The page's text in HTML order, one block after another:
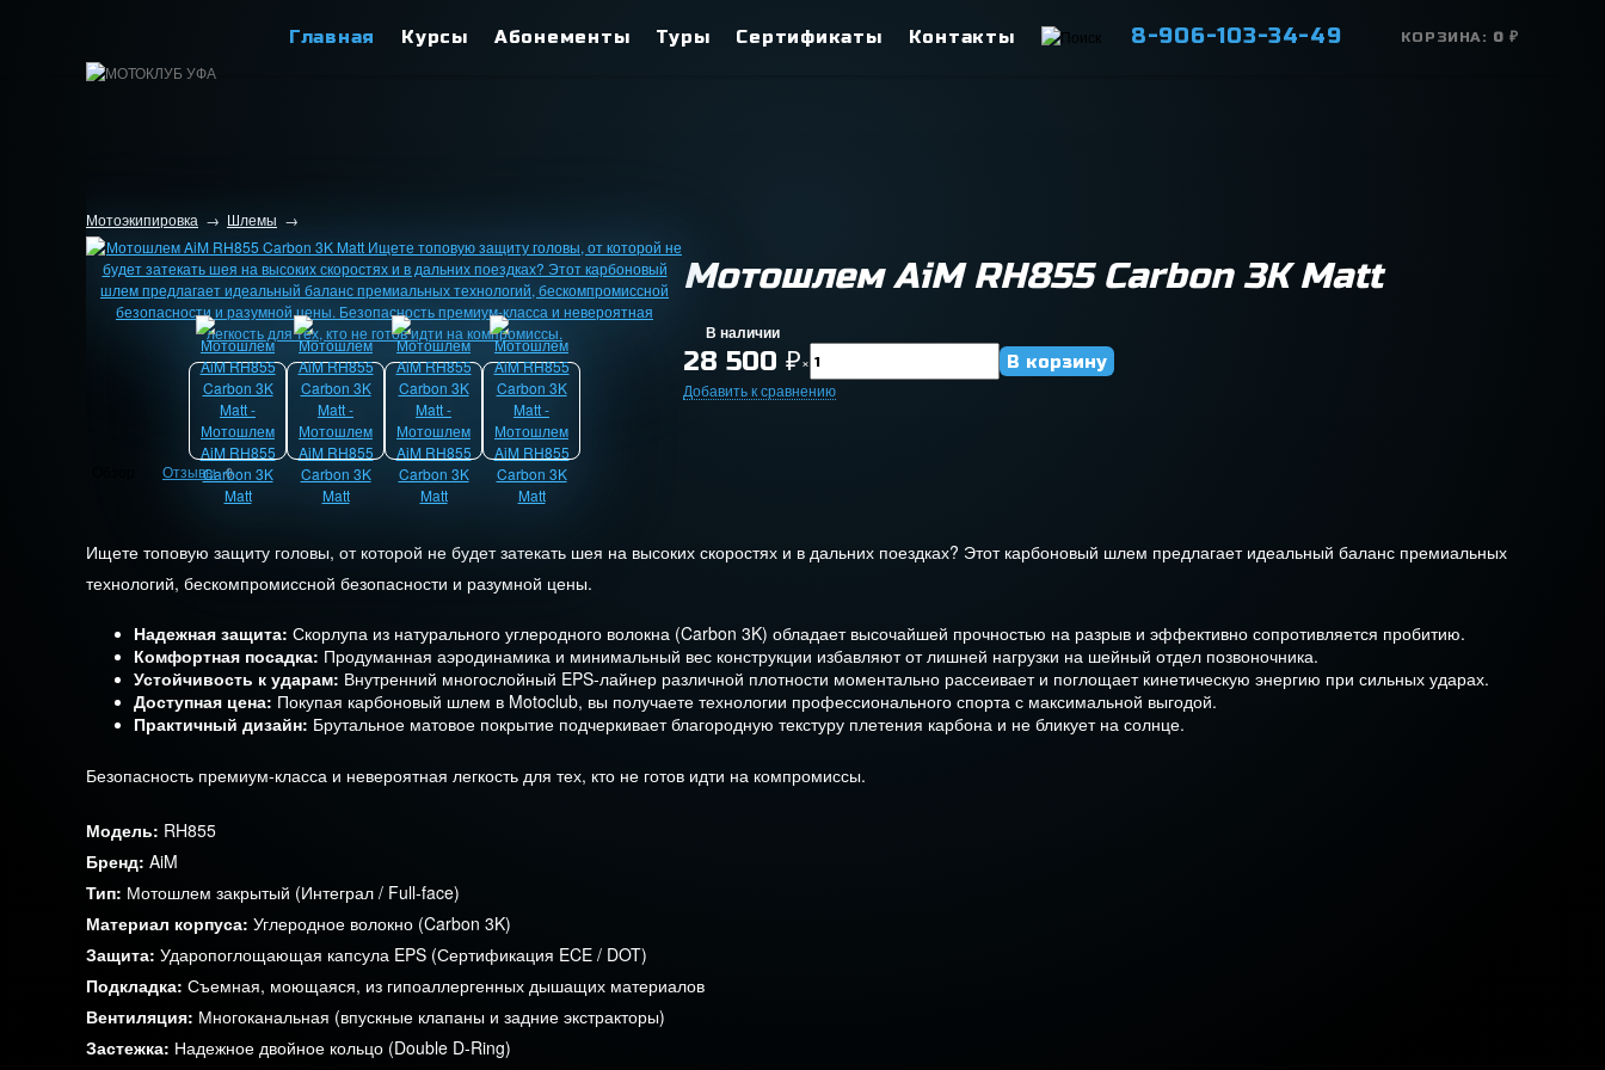
Главная Курсы Абонементы Туры Сертификаты Контакты 8-906-103-34-49 КОРЗИНА: 0₽
Мотоэкипировка → Шлемы →
Мотошлем AiM RH855 Carbon 3K Matt
В наличии
28 500 ₽×
Добавить к сравнению
Отзывы 0
Ищете топовую защиту головы, от которой не будет затекать шея на высоких скоростях и в дальних поездках? Этот карбоновый шлем предлагает идеальный баланс премиальных
технологий, бескомпромиссной безопасности и разумной цены.
Надежная защита: Скорлупа из натурального углеродного волокна (Carbon 3K) обладает высочайшей прочностью на разрыв и эффективно сопротивляется пробитию.
Комфортная посадка: Продуманная аэродинамика и минимальный вес конструкции избавляют от лишней нагрузки на шейный отдел позвоночника.
Устойчивость к ударам: Внутренний многослойный EPS-лайнер различной плотности моментально рассеивает и поглощает кинетическую энергию при сильных ударах.
Доступная цена: Покупая карбоновый шлем в Motoclub, вы получаете технологии профессионального спорта с максимальной выгодой.
Практичный дизайн: Брутальное матовое покрытие подчеркивает благородную текстуру плетения карбона и не бликует на солнце.
Безопасность премиум-класса и невероятная легкость для тех, кто не готов идти на компромиссы.
Модель: RH855
Бренд: AiM
Тип: Мотошлем закрытый (Интеграл / Full-face)
Материал корпуса: Углеродное волокно (Carbon 3K)
Защита: Ударопоглощающая капсула EPS (Сертификация ECE / DOT)
Подкладка: Съемная, моющаяся, из гипоаллергенных дышащих материалов
Вентиляция: Многоканальная (впускные клапаны и задние экстракторы)
Застежка: Надежное двойное кольцо (Double D-Ring)